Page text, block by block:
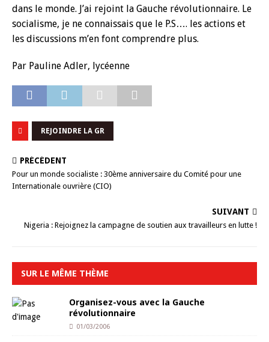
dans le monde. J’ai rejoint la Gauche révolutionnaire. Le
socialisme, je ne connaissais que le P.S…. les actions et
les discussions m’en font comprendre plus.
Par Pauline Adler, lycéenne
REJOINDRE LA GR
PRÉCÉDENT
Pour un monde socialiste : 30ème anniversaire du Comité pour une
Internationale ouvrière (CIO)
SUIVANT
Nigeria : Rejoignez la campagne de soutien aux travailleurs en lutte !
SUR LE MÊME THÈME
Organisez-vous avec la Gauche
révolutionnaire
01/03/2006